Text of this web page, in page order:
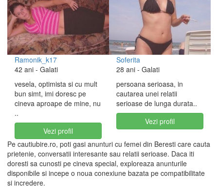
Ramonik_k17
42 ani - Galati
vesela, optimista si cu mult
bun simt, imi doresc pe
cineva aproape de mine, nu
..
Vezi profil
Soferita
28 ani - Galati
persoana serioasa, in
cautarea unei relatii
serioase de lunga durata..
Vezi profil
Pe cautiubire.ro, poti gasi anunturi cu femei din Beresti care cauta
prietenie, conversatii interesante sau relatii serioase. Daca iti
doresti sa cunosti pe cineva special, exploreaza anunturile
disponibile si incepe o noua conexiune bazata pe compatibilitate
si incredere.